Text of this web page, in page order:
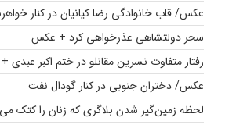
عکس/ قاب خانوادگی رضا کیانیان در کنار
سحر دولتشاهی عذرخواهی کرد + عکس
رفتار متفاوت نسرین مقانلو در ختم اکبر عبدی
عکس/ دختران جنوبی در کنار گودال نفت
لحظه زمین‌گیر شدن بلاگری که زنان را کتک